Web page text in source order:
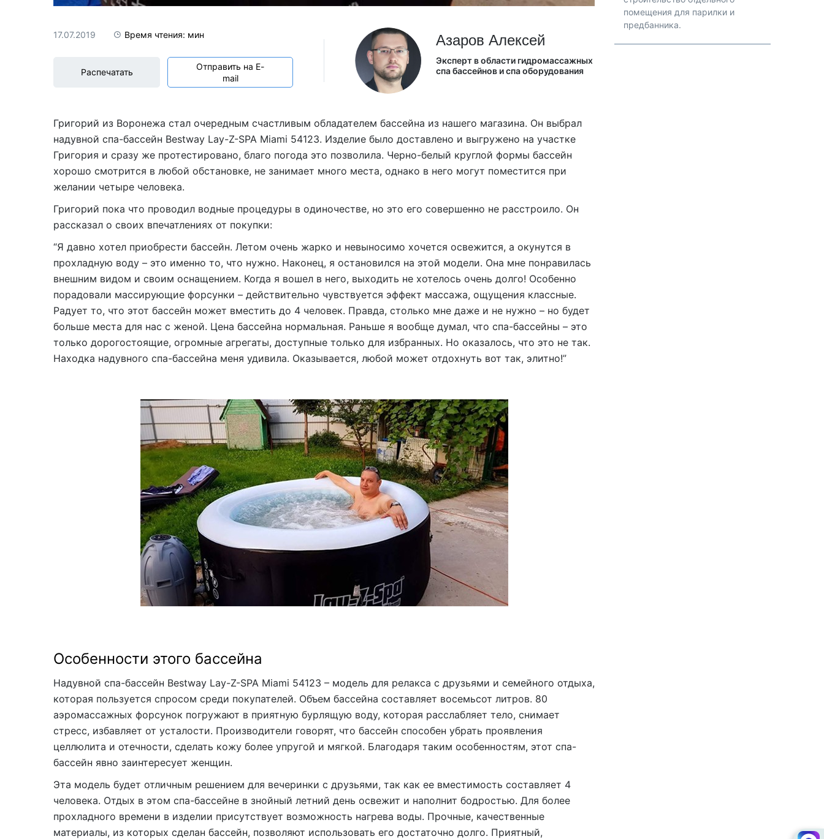
AquaVita
Bigeer
17.07.2019 Время чтения: мин
Распечатать
Отправить на E-
mail
Азаров Алексей
Эксперт в области гидромассажных
спа бассейнов и спа оборудования
Григорий из Воронежа стал очередным счастливым обладателем бассейна из нашего магазина. Он выбрал
надувной спа-бассейн Bestway Lay-Z-SPA Miami 54123. Изделие было доставлено и выгружено на участке
Григория и сразу же протестировано, благо погода это позволила. Черно-белый круглой формы бассейн
хорошо смотрится в любой обстановке, не занимает много места, однако в него могут поместится при
желании четыре человека.
Григорий пока что проводил водные процедуры в одиночестве, но это его совершенно не расстроило. Он
рассказал о своих впечатлениях от покупки:
“Я давно хотел приобрести бассейн. Летом очень жарко и невыносимо хочется освежится, а окунутся в
прохладную воду – это именно то, что нужно. Наконец, я остановился на этой модели. Она мне понравилась
внешним видом и своим оснащением. Когда я вошел в него, выходить не хотелось очень долго! Особенно
порадовали массирующие форсунки – действительно чувствуется эффект массажа, ощущения классные.
Радует то, что этот бассейн может вместить до 4 человек. Правда, столько мне даже и не нужно – но будет
больше места для нас с женой. Цена бассейна нормальная. Раньше я вообще думал, что спа-бассейны – это
только дорогостоящие, огромные агрегаты, доступные только для избранных. Но оказалось, что это не так.
Находка надувного спа-бассейна меня удивила. Оказывается, любой может отдохнуть вот так, элитно!”
Особенности этого бассейна
Надувной спа-бассейн Bestway Lay-Z-SPA Miami 54123 – модель для релакса с друзьями и семейного отдыха,
которая пользуется спросом среди покупателей. Объем бассейна составляет восемьсот литров. 80
аэромассажных форсунок погружают в приятную бурлящую воду, которая расслабляет тело, снимает
стресс, избавляет от усталости. Производители говорят, что бассейн способен убрать проявления
целлюлита и отечности, сделать кожу более упругой и мягкой. Благодаря таким особенностям, этот спа-
бассейн явно заинтересует женщин.
Эта модель будет отличным решением для вечеринки с друзьями, так как ее вместимость составляет 4
человека. Отдых в этом спа-бассейне в знойный летний день освежит и наполнит бодростью. Для более
прохладного времени в изделии присутствует возможность нагрева воды. Прочные, качественные
материалы, из которых сделан бассейн, позволяют использовать его достаточно долго. Приятный,
помещения для парилки и
предбанника.